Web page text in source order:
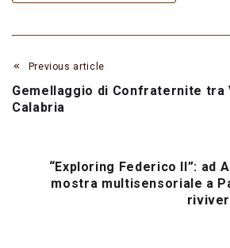
Previous article
Gemellaggio di Confraternite tra
Calabria
“Exploring Federico II”: ad
mostra multisensoriale a